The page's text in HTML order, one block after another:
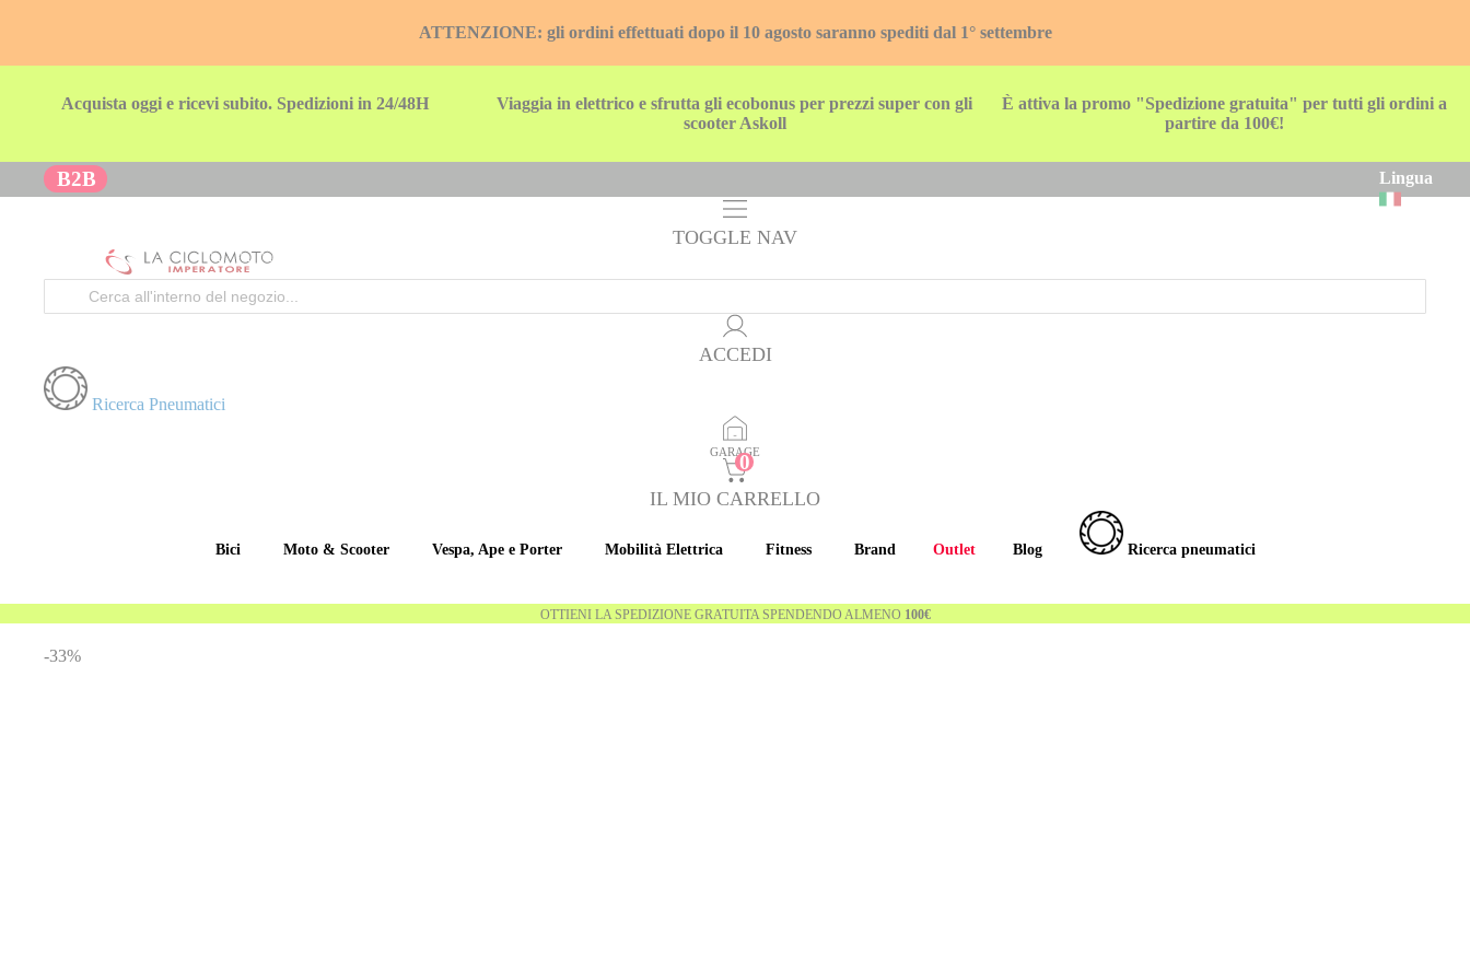
ATTENZIONE: gli ordini effettuati dopo il 10 agosto saranno spediti dal 1° settembre
Acquista oggi e ricevi subito. Spedizioni in 24/48H
Viaggia in elettrico e sfrutta gli ecobonus per prezzi super con gli
scooter Askoll
È attiva la promo "Spedizione gratuita" per tutti gli ordini a
partire da 100€!
Lingua
B2B
TOGGLE NAV
ACCEDI
Ricerca Pneumatici
GARAGE
IL MIO CARRELLO
Bici Moto & Scooter Vespa, Ape e Porter Mobilità Elettrica Fitness Brand Outlet Blog Ricerca pneumatici
OTTIENI LA SPEDIZIONE GRATUITA SPENDENDO ALMENO 100€
Vai
-33%